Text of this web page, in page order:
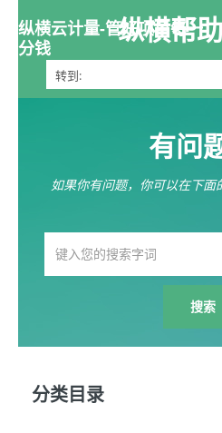
纵横帮
纵横云计量-管好项目每一
分钱
有问
如果你有问题，你可以在下面
分类目录